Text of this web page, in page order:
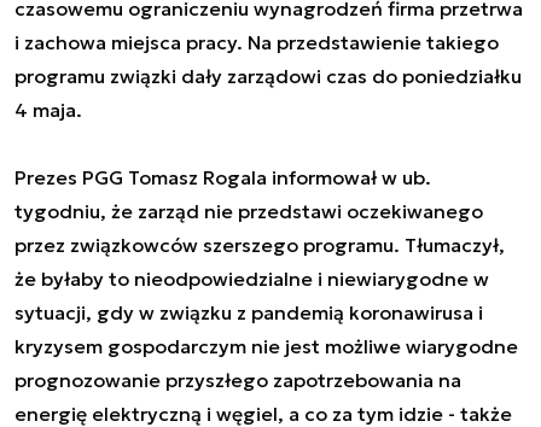
czasowemu ograniczeniu wynagrodzeń firma przetrwa
i zachowa miejsca pracy. Na przedstawienie takiego
programu związki dały zarządowi czas do poniedziałku
4 maja.
Prezes PGG Tomasz Rogala informował w ub.
tygodniu, że zarząd nie przedstawi oczekiwanego
przez związkowców szerszego programu. Tłumaczył,
że byłaby to nieodpowiedzialne i niewiarygodne w
sytuacji, gdy w związku z pandemią koronawirusa i
kryzysem gospodarczym nie jest możliwe wiarygodne
prognozowanie przyszłego zapotrzebowania na
energię elektryczną i węgiel, a co za tym idzie - także